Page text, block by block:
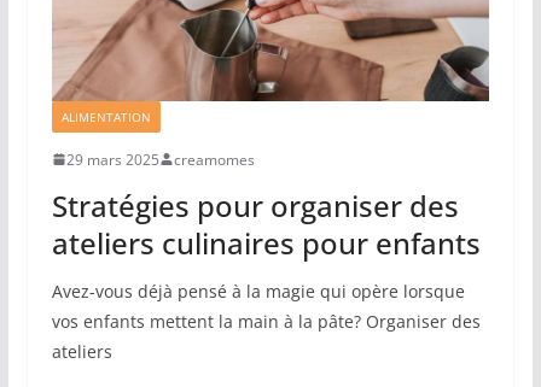
ALIMENTATION
29 mars 2025 creamomes
Stratégies pour organiser des
ateliers culinaires pour enfants
Avez-vous déjà pensé à la magie qui opère lorsque
vos enfants mettent la main à la pâte? Organiser des
ateliers